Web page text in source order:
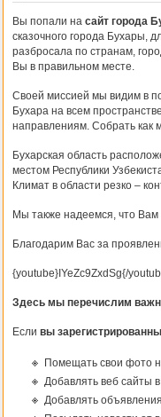
Вы попали на сайт города
сказочного города Бухары,
разбросала по странам,
Вы в правильном месте.
Своей миссией мы видим в
Бухара на всем
направлениям. Собрать
Бухарская область
местом Республики
Климат в области резко –
Мы также надеемся, что Вам
Благодарим Вас за
{youtube}IYeZc9ZxdSg{/
Здесь мы перечислим
Если вы
Помещать свои фото
Добавлять веб сайты в
Добавлять объявления